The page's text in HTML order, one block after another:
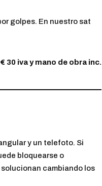
golpes. En nuestro sat
30 iva y mano de obra inc.
y un telefoto. Si
bloquearse o
cambiando los